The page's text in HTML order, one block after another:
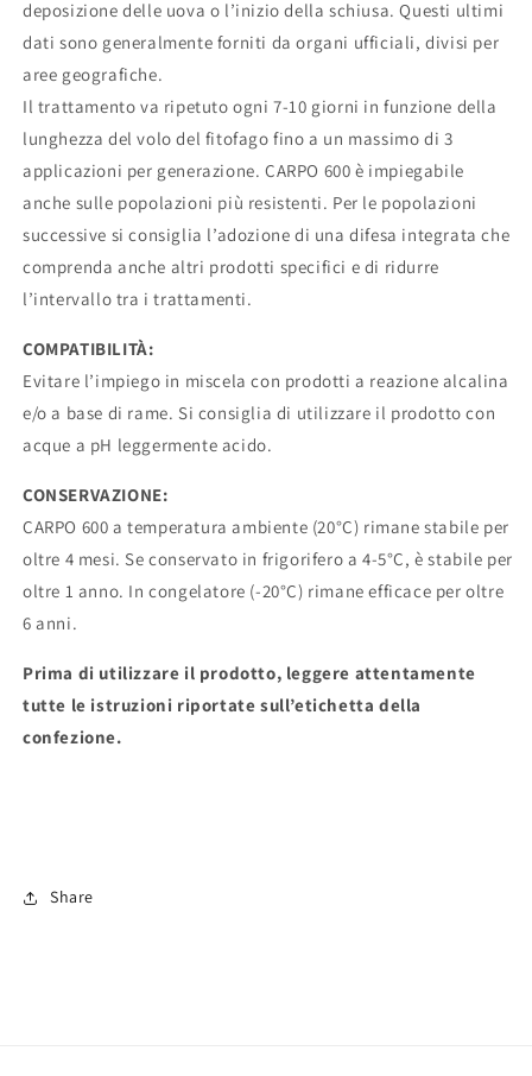
deposizione delle uova o l’inizio della schiusa. Questi ultimi
dati sono generalmente forniti da organi ufficiali, divisi per
aree geografiche.
Il trattamento va ripetuto ogni 7-10 giorni in funzione della
lunghezza del volo del fitofago fino a un massimo di 3
applicazioni per generazione. CARPO 600 è impiegabile
anche sulle popolazioni più resistenti. Per le popolazioni
successive si consiglia l’adozione di una difesa integrata che
comprenda anche altri prodotti specifici e di ridurre
l’intervallo tra i trattamenti.
COMPATIBILITÀ:
Evitare l’impiego in miscela con prodotti a reazione alcalina
e/o a base di rame. Si consiglia di utilizzare il prodotto con
acque a pH leggermente acido.
CONSERVAZIONE:
CARPO 600 a temperatura ambiente (20°C) rimane stabile per
oltre 4 mesi. Se conservato in frigorifero a 4-5°C, è stabile per
oltre 1 anno. In congelatore (-20°C) rimane efficace per oltre
6 anni.
Prima di utilizzare il prodotto, leggere attentamente
tutte le istruzioni riportate sull’etichetta della
confezione.
Share